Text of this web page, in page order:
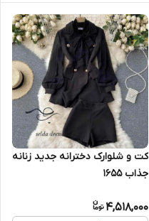
کت و شلوارک دخترانه جدید زنانه
جذاب ۱۶۵۵
4,518,000